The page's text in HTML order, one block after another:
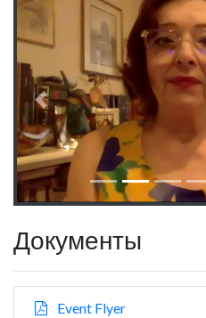
Previous
Документы
Event Flyer